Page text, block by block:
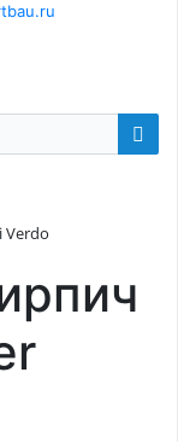
Verdo